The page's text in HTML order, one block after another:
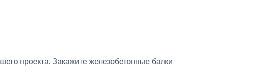
проекта. Закажите железобетонные балки